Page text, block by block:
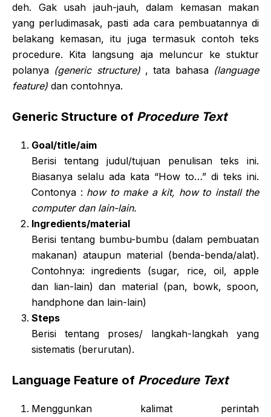
deh. Gak usah jauh-jauh, dalam kemasan makan
yang perludimasak, pasti ada cara pembuatannya di
belakang kemasan, itu juga termasuk contoh teks
procedure. Kita langsung aja meluncur ke stuktur
polanya (generic structure), tata bahasa (language
feature) dan contohnya.
Generic Structure of Procedure Text
Goal/title/aim
Berisi tentang judul/tujuan penulisan teks ini.
Biasanya selalu ada kata “How to…” di teks ini.
Contonya : how to make a kit, how to install the
computer dan lain-lain.
Ingredients/material
Berisi tentang bumbu-bumbu (dalam pembuatan
makanan) ataupun material (benda-benda/alat).
Contohnya: ingredients (sugar, rice, oil, apple
dan lian-lain) dan material (pan, bowk, spoon,
handphone dan lain-lain)
Steps
Berisi tentang proses/ langkah-langkah yang
sistematis (berurutan).
Language Feature of Procedure Text
Menggunkan kalimat perintah